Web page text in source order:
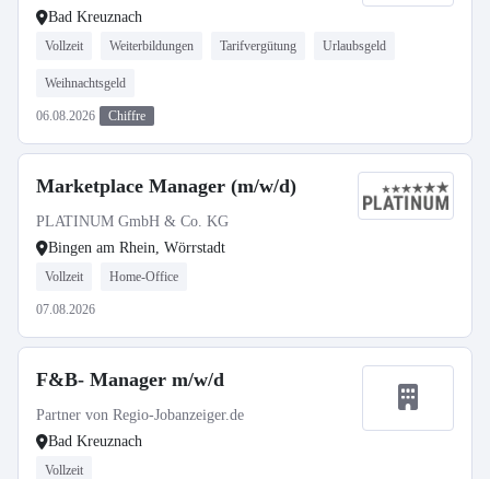
Bad Kreuznach
Vollzeit Weiterbildungen Tarifvergütung Urlaubsgeld
Weihnachtsgeld
06.08.2026 Chiffre
Marketplace Manager (m/w/d)
PLATINUM GmbH & Co. KG
Bingen am Rhein, Wörrstadt
Vollzeit Home-Office
07.08.2026
F&B- Manager m/w/d
Partner von Regio-Jobanzeiger.de
Bad Kreuznach
Vollzeit